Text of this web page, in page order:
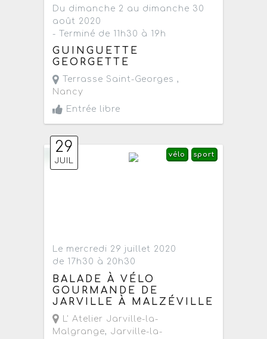
Du dimanche 2 au dimanche 30
août 2020
- Terminé de 11h30 à 19h
GUINGUETTE
GEORGETTE
Terrasse Saint-Georges ,
Nancy
Entrée libre
29
JUIL
sport
vélo
Le mercredi 29 juillet 2020
de 17h30 à 20h30
BALADE À VÉLO
GOURMANDE DE
JARVILLE À MALZÉVILLE
L' Atelier Jarville-la-
Malgrange, Jarville-la-